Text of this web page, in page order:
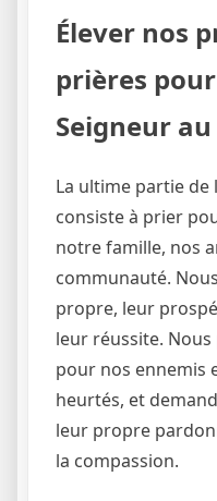
Élever nos
prières
Seigneur
La ultime partie
consiste à prier
notre famille, nos
communauté.
propre, leur
leur réussite.
pour nos ennemis
heurtés, et
leur propre
la compassion.